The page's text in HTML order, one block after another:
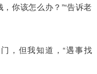
你该怎么办？”“告诉老
，但我知道，“遇事找